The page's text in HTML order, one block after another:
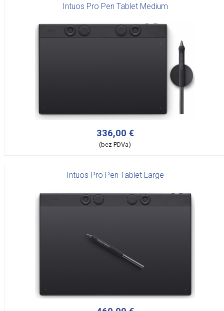
Intuos Pro Pen Tablet Medium
336,00 €
(bez PDVa)
Intuos Pro Pen Tablet Large